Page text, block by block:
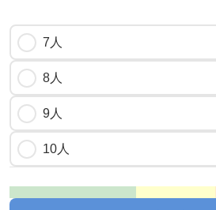
7人
8人
9人
10人